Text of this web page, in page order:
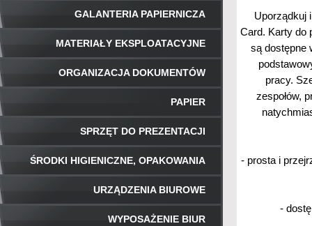
GALANTERIA PAPIERNICZA
MATERIAŁY EKSPLOATACYJNE
ORGANIZACJA DOKUMENTÓW
PAPIER
SPRZĘT DO PREZENTACJI
ŚRODKI HIGIENICZNE, OPAKOWANIA
URZĄDZENIA BIUROWE
WYPOSAŻENIE BIUR
Uporządkuj
Card. Karty do
są dostępne
pracy.
zespołów,
- prosta i
-